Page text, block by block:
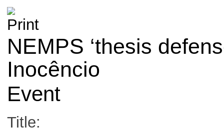
NEMPS ‘thesis
Inocêncio
Event
Title: